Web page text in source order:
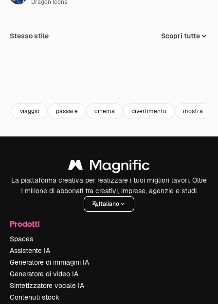
Dragon Icons
Stesso stile Scopri tutte
viaggio passare cinema divertimento mostra
La piattaforma creativa per realizzare i tuoi migliori lavori. Oltre
1 milione di abbonati tra creativi, imprese, agenzie e studi.
Italiano
Prodotti
Spaces
Assistente IA
Generatore di immagini IA
Generatore di video IA
Sintetizzatore vocale IA
Contenuti stock